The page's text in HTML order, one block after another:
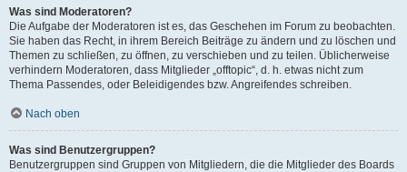
Was sind Moderatoren?
Die Aufgabe der Moderatoren ist es, das Geschehen im Forum zu beobachten.
Sie haben das Recht, in ihrem Bereich Beiträge zu ändern und zu löschen und
Themen zu schließen, zu öffnen, zu verschieben und zu teilen. Üblicherweise
verhindern Moderatoren, dass Mitglieder „offtopic“, d. h. etwas nicht zum
Thema Passendes, oder Beleidigendes bzw. Angreifendes schreiben.
Nach oben
Was sind Benutzergruppen?
Benutzergruppen sind Gruppen von Mitgliedern, die die Mitglieder des Boards